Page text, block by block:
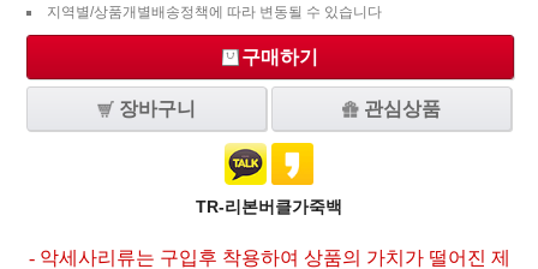
지역별/상품개별배송정책에 따라 변동될 수 있습니다
구매하기
장바구니 관심상품
TR-리본버클가죽백
- 악세사리류는 구입후 착용하여 상품의 가치가 떨어진 제